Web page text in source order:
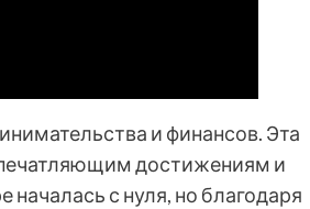
и финансов. Эта
достижениям и
с нуля, но благодаря